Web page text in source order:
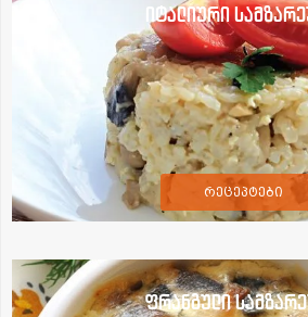
იტალიური
რეცეპტები
ფრანგული